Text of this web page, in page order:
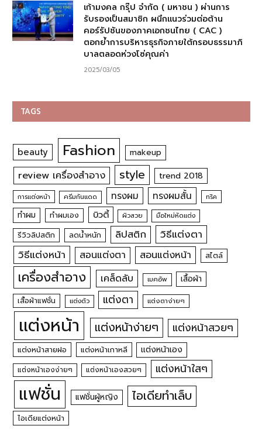
เก้ามงคล กรุ๊ป จำกัด ( มหาชน ) ผ่านการ
รับรองเป็นสมาชิก ผนึกแนวร่วมต่อต้าน
คอร์รัปชันของภาคเอกชนไทย ( CAC )
ตอกย้ำการบริหารธุรกิจภายใต้กรอบธรรมาภิ
บาลตลอดห่วงโซ่คุณค่า
2025/03/05
TAGS
beauty Fashion makeup
review เครื่องสำอาง style trend 2018
การแต่งหน้า ครีมกันแดด ทรงผม ทรงผมสั้น ทริค
ทำผม ทำผมเอง บิวตี้ ผิวสวย มือใหม่หัดแต่ง
รีวิวลิปสติก ลดน้ำหนัก ลิปสติก
วิธีแต่งตา
วิธีแต่งหน้า
สอนแต่งตา สอนแต่งหน้า สไตล์
เครื่องสำอาง เคล็ดลับ เมคอัพ เสื้อผ้า
เสื้อผ้าแฟชั่น แต่งตัว แต่งตา แต่งตาง่ายๆ
แต่งหน้า แต่งหน้าง่ายๆ แต่งหน้าสวยๆ
แต่งหน้าสายฝอ แต่งหน้าเกาหลี แต่งหน้าเอง
แต่งหน้าเองง่ายๆ แต่งหน้าเองสวยๆ แต่งหน้าใสๆ
แฟชั่น แฟชั่นผู้หญิง ไอเดียทำเล็บ
ไอเดียแต่งหน้า